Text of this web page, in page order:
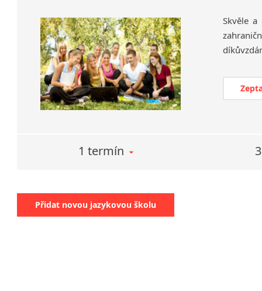
Skvěle
1 termín
Přidat novou jazykovou školu